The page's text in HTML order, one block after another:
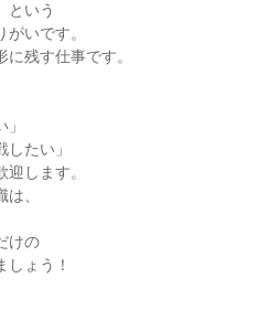
という
いです。
残す仕事です。
したい」
します。
、
けの
ょう！